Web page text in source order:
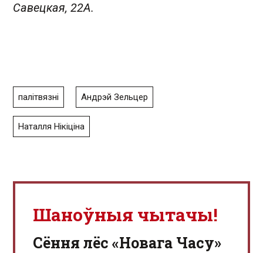
Савецкая, 22А.
палітвязні Андрэй Зельцер
Наталля Нікіціна
Шаноўныя чытачы!
Сёння лёс «Новага Часу»